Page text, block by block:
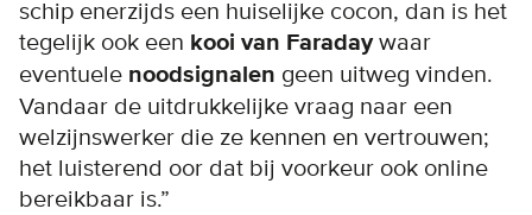
schip enerzijds een huiselijke cocon, dan is het
tegelijk ook een kooi van Faradaywaar
eventuele noodsignalen geen uitweg vinden.
Vandaar de uitdrukkelijke vraag naar een
welzijnswerker die ze kennen en vertrouwen;
het luisterend oor dat bij voorkeur ook online
bereikbaar is.”